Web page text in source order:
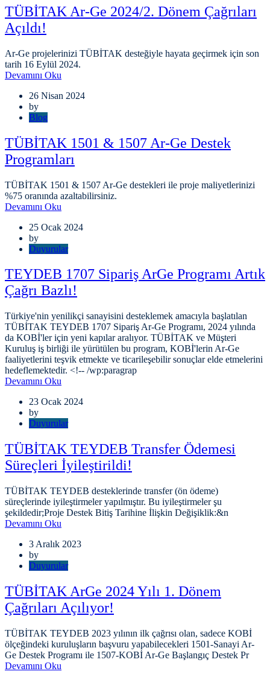
TÜBİTAK Ar-Ge 2024/2. Dönem Çağrıları
Açıldı!
Ar-Ge projelerinizi TÜBİTAK desteğiyle hayata geçirmek için son
tarih 16 Eylül 2024.
Devamını Oku
26 Nisan 2024
by
Blog
TÜBİTAK 1501 & 1507 Ar-Ge Destek
Programları
TÜBİTAK 1501 & 1507 Ar-Ge destekleri ile proje maliyetlerinizi
%75 oranında azaltabilirsiniz.
Devamını Oku
25 Ocak 2024
by
Duyurular
TEYDEB 1707 Sipariş ArGe Programı Artık
Çağrı Bazlı!
Türkiye'nin yenilikçi sanayisini desteklemek amacıyla başlatılan
TÜBİTAK TEYDEB 1707 Sipariş Ar-Ge Programı, 2024 yılında
da KOBİ'ler için yeni kapılar aralıyor. TÜBİTAK ve Müşteri
Kuruluş iş birliği ile yürütülen bu program, KOBİ'lerin Ar-Ge
faaliyetlerini teşvik etmekte ve ticarileşebilir sonuçlar elde etmelerini
hedeflemektedir. <!-- /wp:paragrap
Devamını Oku
23 Ocak 2024
by
Duyurular
TÜBİTAK TEYDEB Transfer Ödemesi
Süreçleri İyileştirildi!
TÜBİTAK TEYDEB desteklerinde transfer (ön ödeme)
süreçlerinde iyileştirmeler yapılmıştır. Bu iyileştirmeler şu
şekildedir;Proje Destek Bitiş Tarihine İlişkin Değişiklik:&n
Devamını Oku
3 Aralık 2023
by
Duyurular
TÜBİTAK ArGe 2024 Yılı 1. Dönem
Çağrıları Açılıyor!
TÜBİTAK TEYDEB 2023 yılının ilk çağrısı olan, sadece KOBİ
ölçeğindeki kuruluşların başvuru yapabilecekleri 1501-Sanayi Ar-
Ge Destek Programı ile 1507-KOBİ Ar-Ge Başlangıç Destek Pr
Devamını Oku